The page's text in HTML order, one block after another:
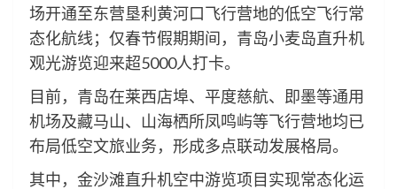
场开通至东营垦利黄河口飞行营地的低空飞行常
态化航线；仅春节假期期间，青岛小麦岛直升机
观光游览迎来超5000人打卡。
目前，青岛在莱西店埠、平度慈航、即墨等通用
机场及藏马山、山海栖所凤鸣屿等飞行营地均已
布局低空文旅业务，形成多点联动发展格局。
其中，金沙滩直升机空中游览项目实现常态化运